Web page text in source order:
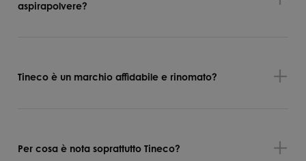
aspirapolvere?
Tineco è un marchio affidabile e rinomato?
Per cosa è nota soprattutto Tineco?